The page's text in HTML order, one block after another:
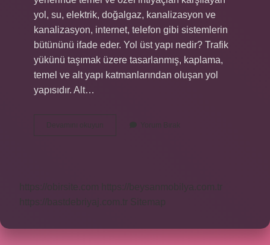
yol, su, elektrik, doğalgaz, kanalizasyon ve
kanalizasyon, internet, telefon gibi sistemlerin
bütününü ifade eder. Yol üst yapı nedir? Trafik
yükünü taşımak üzere tasarlanmış, kaplama,
temel ve alt yapı katmanlarından oluşan yol
yapısıdır. Alt…
Devamını okuyun
Karayolunda
Alt
Yorum Bırak
https://obirsite.com
https://beysanmobilya.com.tr
https://bastdebriyaj.com.tr Sitemap